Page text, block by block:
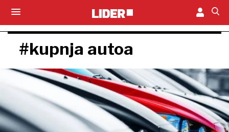
#kupnja autoa